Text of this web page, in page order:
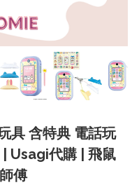
具 含特典 電話玩
Usagi代購 | 飛鼠
傅